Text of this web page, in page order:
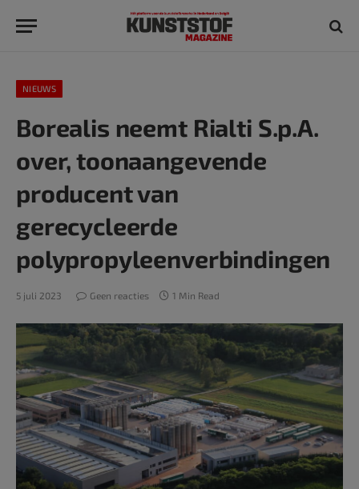
NIEUWS
Borealis neemt Rialti S.p.A.
over, toonaangevende
producent van
gerecycleerde
polypropyleenverbindingen
5 juli 2023 Geen reacties 1 Min Read